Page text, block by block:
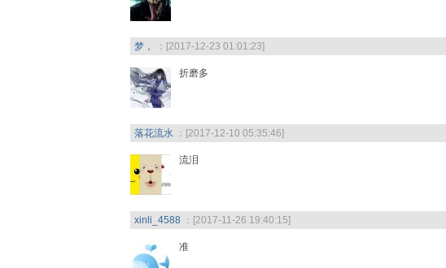
梦， ：[2017-12-23 01:01:23]
折磨多
落花流水 ：[2017-12-10 05:35:46]
流泪
xinli_4588 ：[2017-11-26 19:40:15]
准